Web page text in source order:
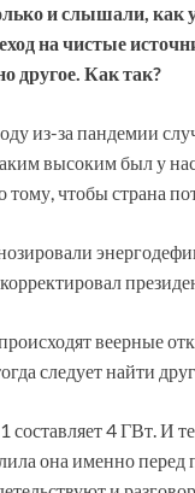
и слышали, как у
на чистые
другое. Как так?
из-за пандемии
высоким был у
чтобы страна
веерные
следует найти
4 ГВт. И
она именно